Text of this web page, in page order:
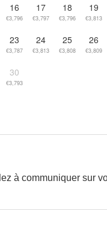
16
€3,796
17
€3,797
18
€3,796
19
€3,813
23
€3,787
24
€3,813
25
€3,808
26
€3,809
30
€3,793
à communiquer sur